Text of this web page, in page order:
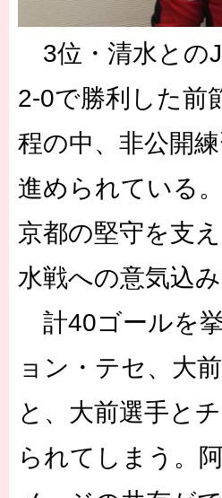
3位・清水との
2-0で勝利した前
程の中、非公開
進められている
京都の堅守を支
水戦への意気込
計40ゴールを
ョン・テセ、大
と、大前選手と
られてしまう。